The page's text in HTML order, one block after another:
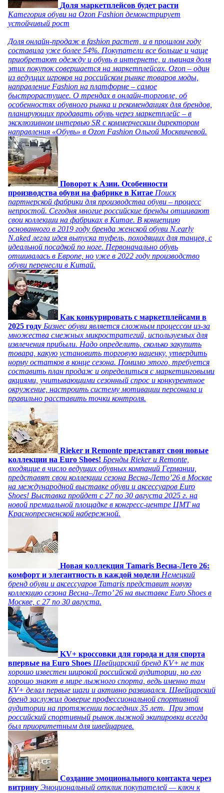
Доля маркетплейсов будет расти
Категория обуви на Ozon Fashion демонстрирует
устойчивый рост
Доля онлайн-продаж в fashion растет, и в прошлом году
составила уже более 54%. Покупатели все больше и чаще
приобретают одежду и обувь в интернете, и львиная доля
этих покупок совершается на маркетплейсах. Ozon – один
из ведущих игроков на российском рынке товаров моды,
направление Fashion на платформе – самое
быстрорастущее. О трендах в онлайн-торговле, об
особенностях обувного рынка и рекомендациях для брендов,
планирующих продавать обувь через маркетплейс – в
эксклюзивном интервью SR с коммерческим директором
направления «Обувь» в Ozon Fashion Ольгой Москвичевой.
Поворот к Азии. Особенности
производства обуви на фабрике в Китае Поиск
партнерской фабрики для производства обуви – процесс
непростой. Сегодня многие российские бренды отшивают
свои коллекции на фабриках в Китае. В концепцию
основанного в 2019 году бренда женской обуви N.early
N.aked легла идея выпуска туфель, походящих для танцев, с
идеальной посадкой по ноге. Первоначально обувь
отшивалась в Европе, но уже в 2022 году производство
обуви перенесли в Китай.
Как конкурировать с маркетплейсами в
2025 году Бизнес обуви является сложным процессом из-за
множества смежных микростратегий, используемых для
извлечения прибыли. Надо определить, сколько закупить
товара, какую установить торговую наценку, утвердить
норму остатков в конце сезона. Помимо этого, требуется
составить план продаж и определиться с маркетинговыми
акциями, учитывающими сезонный спрос и конкурентное
окружение, настроить систему мотивации персонала и
правильно расставить точки контроля.
Rieker и Remonte представят свои новые
коллекции на Euro Shoes! Бренды Rieker и Remonte,
входящие в число ведущих обувных компаний Германии,
представят свои коллекции сезона Весна-Лето’26 в Москве
на международной выставке обуви и аксессуаров Euro
Shoes! Выставка пройдет c 27 по 30 августа 2025 г. на
новой премиальной площадке в конгресс-центре ЦМТ на
Краснопресненской набережной.
Новая коллекция Tamaris Весна-Лето 26:
комфорт и элегантность в каждой модели Немецкий
бренд обуви и аксессуаров Tamaris представит новую
коллекцию сезона Весна–Лето’ 26 на выставке Euro Shoes в
Москве, с 27 по 30 августа.
KV+ кроссовки для города и для спорта
впервые на Euro Shoes Швейцарский бренд KV+ не так
хорошо известен широкой российской аудитории, но его
хорошо знают в мире лыжного спорта, ведь именно там
KV+ делал первые шаги и активно развивался. Швейцарский
бренд заслужил доверие профессиональной спортивной
аудитории на протяжении последних 35 лет. При этом
российский спортивный рынок лыжной экипировки всегда
был приоритетным для швейцарцев.
Создание эмоционального контакта через
витрину Эмоциональный отклик покупателей — ключ к